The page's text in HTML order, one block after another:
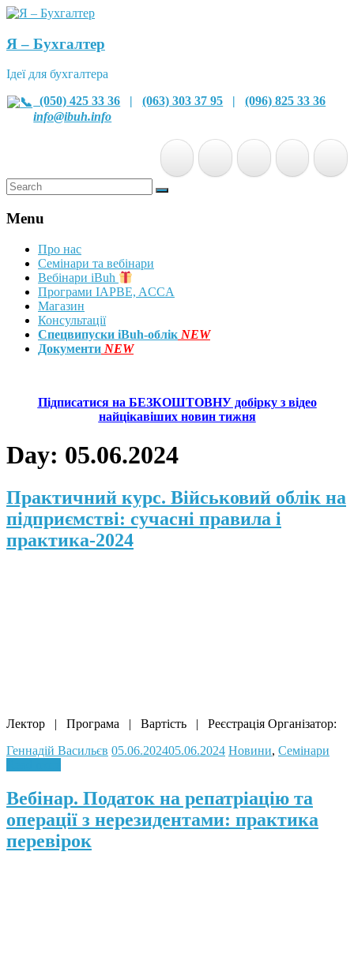
Я – Бухгалтер
Ідеї для бухгалтера
(050) 425 33 36 |(063) 303 37 95 |(096) 825 33 36
info@ibuh.info
Menu
Про нас
Семінари та вебінари
Вебінари iBuh
Програми IAPBE, ACCA
Магазин
Консультації
Спецвипуски iBuh-облік NEW
Документи NEW
Підписатися на БЕЗКОШТОВНУ добірку з відео
найцікавіших новин тижня
Day: 05.06.2024
Практичний курс. Військовий облік на
підприємстві: сучасні правила і
практика-2024
Лектор | Програма | Вартість | Реєстрація Організатор:
Геннадій Васильєв 05.06.202405.06.2024 Новини, Семінари
Вебінар. Податок на репатріацію та
операції з нерезидентами: практика
перевірок